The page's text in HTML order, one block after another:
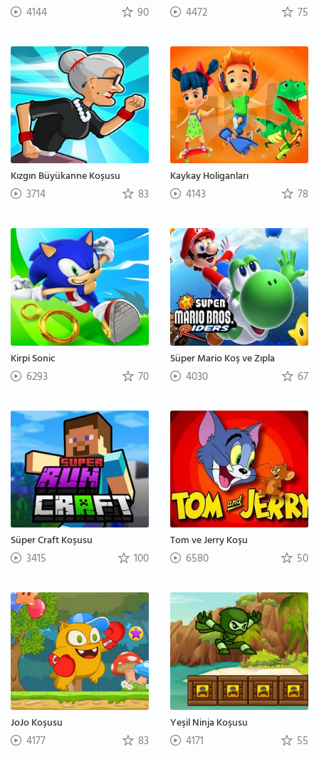
4144 90 4472 75
Kızgın Büyükanne Koşusu
3714 83
Kaykay Holiganları
4143 78
Kirpi Sonic
6293 70
Süper Mario Koş ve Zıpla
4030 67
Süper Craft Koşusu
3415 100
Tom ve Jerry Koşu
6580 50
JoJo Koşusu
4177 83
Yeşil Ninja Koşusu
4171 55